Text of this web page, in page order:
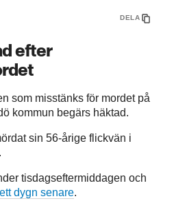
DELA
efter
som misstänks för mordet på
kommun begärs häktad.
sin 56-årige flickvän i
tisdagseftermiddagen och
dygn senare.